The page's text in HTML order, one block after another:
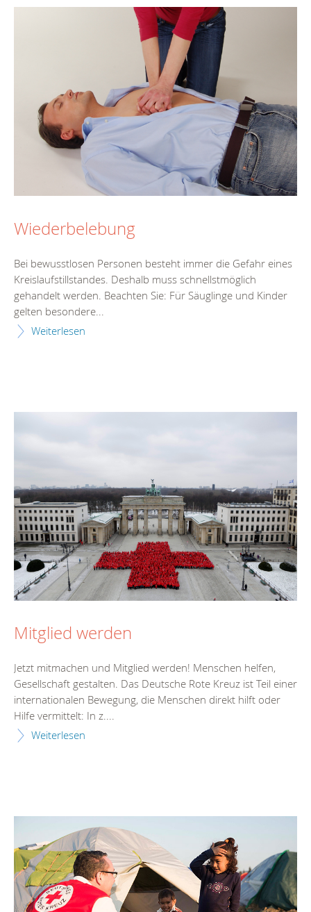
Wiederbelebung
Bei bewusstlosen Personen besteht immer die Gefahr eines
Kreislaufstillstandes. Deshalb muss schnellstmöglich
gehandelt werden. Beachten Sie: Für Säuglinge und Kinder
gelten besondere...
Weiterlesen
Mitglied werden
Jetzt mitmachen und Mitglied werden! Menschen helfen,
Gesellschaft gestalten. Das Deutsche Rote Kreuz ist Teil einer
internationalen Bewegung, die Menschen direkt hilft oder
Hilfe vermittelt: In z....
Weiterlesen